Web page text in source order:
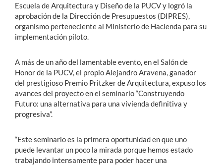
Escuela de Arquitectura y Diseño de la PUCV y logró la
aprobación de la Dirección de Presupuestos (DIPRES),
organismo perteneciente al Ministerio de Hacienda para su
implementación piloto.
A más de un año del lamentable evento, en el Salón de
Honor de la PUCV, el propio Alejandro Aravena, ganador
del prestigioso Premio Pritzker de Arquitectura, expuso los
avances del proyecto en el seminario “Construyendo
Futuro: una alternativa para una vivienda definitiva y
progresiva”.
“Este seminario es la primera oportunidad en que uno
puede levantar un poco la mirada porque hemos estado
trabajando intensamente para poder hacer una